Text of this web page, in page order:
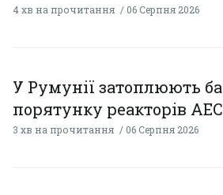
4 хв на прочитання 06 Серпня 2026
У Румунії затоплюють
порятунку реакторів
3 хв на прочитання 06 Серпня 2026